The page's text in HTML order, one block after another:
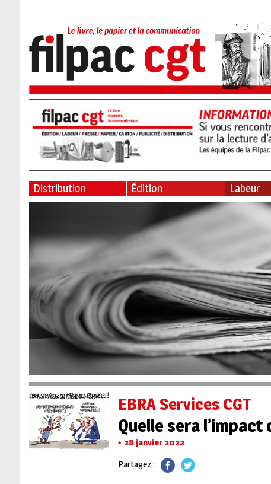
Distribution Édition Labeur
EBRA Services CGT
Quelle sera
28 janvier 2022
Partagez :